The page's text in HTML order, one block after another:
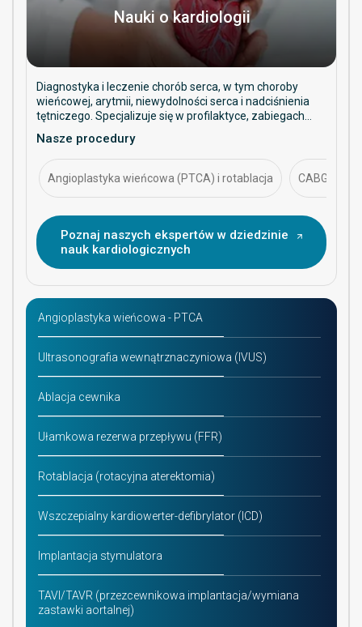
Nauki o kardiologii
Diagnostyka i leczenie chorób serca, w tym choroby
wieńcowej, arytmii, niewydolności serca i nadciśnienia
tętniczego. Specjalizuje się w profilaktyce, zabiegach
interwencyjnych i długoterminowym zarządzaniu
zdrowiem serca.
Nasze procedury
Angioplastyka wieńcowa (PTCA) i rotablacja CABG
Poznaj naszych ekspertów w dziedzinie
nauk kardiologicznych
Angioplastyka wieńcowa - PTCA
Ultrasonografia wewnątrznaczyniowa (IVUS)
Ablacja cewnika
Ułamkowa rezerwa przepływu (FFR)
Rotablacja (rotacyjna aterektomia)
Wszczepialny kardiowerter-defibrylator (ICD)
Implantacja stymulatora
TAVI/TAVR (przezcewnikowa implantacja/wymiana
zastawki aortalnej)